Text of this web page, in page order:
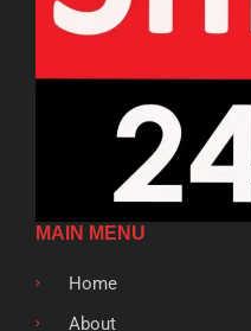
MAIN MENU
Home
About